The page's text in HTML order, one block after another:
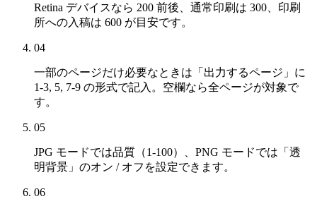
Retina デバイスなら 200 前後、通常印刷は 300、印刷
所への入稿は 600 が目安です。
04
一部のページだけ必要なときは「出力するページ」に
1-3, 5, 7-9 の形式で記入。空欄なら全ページが対象で
す。
05
JPG モードでは品質（1-100）、PNG モードでは「透
明背景」のオン / オフを設定できます。
06